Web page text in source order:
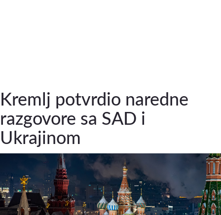
Kremlj potvrdio naredne
razgovore sa SAD i
Ukrajinom